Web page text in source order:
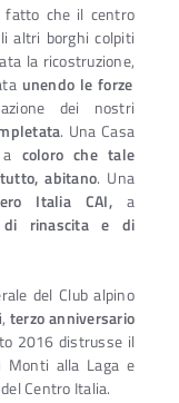
fatto che il centro
altri borghi colpiti
la ricostruzione,
unendo le forze
dei nostri
. Una Casa
coloro che tale
abitano. Una
Italia CAI,a
di rinascita e di
del Club alpino
terzo anniversario
2016 distrusse il
Monti alla Laga e
Centro Italia.